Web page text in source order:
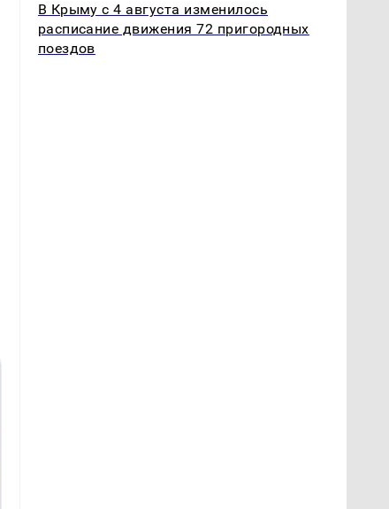
В Крыму с 4 августа изменилось
расписание движения 72 пригородных
поездов